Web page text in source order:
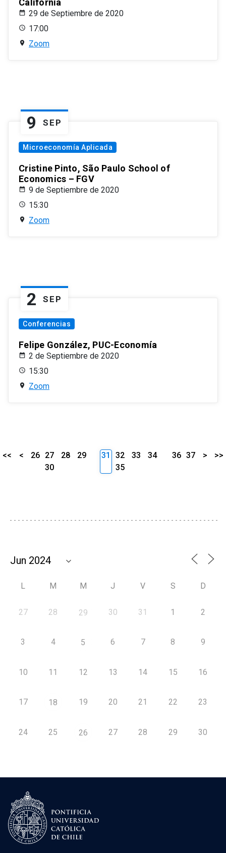
California
29 de Septiembre de 2020
17:00
Zoom
9 SEP
Microeconomía Aplicada
Cristine Pinto, São Paulo School of
Economics – FGV
9 de Septiembre de 2020
15:30
Zoom
2 SEP
Conferencias
Felipe González, PUC-Economía
2 de Septiembre de 2020
15:30
Zoom
<< < 26 27 28
29
30
31 32 33
34
35
36 37 > >>
L M M J V S D
27 28 29 30 31 1 2
3 4 5 6 7 8 9
10 11 12 13 14 15 16
17 18 19 20 21 22 23
24 25 26 27 28 29 30